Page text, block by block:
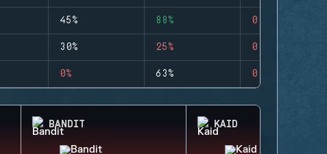
45% 88% 0
30% 25% 0
0% 63% 0
BANDIT KAID